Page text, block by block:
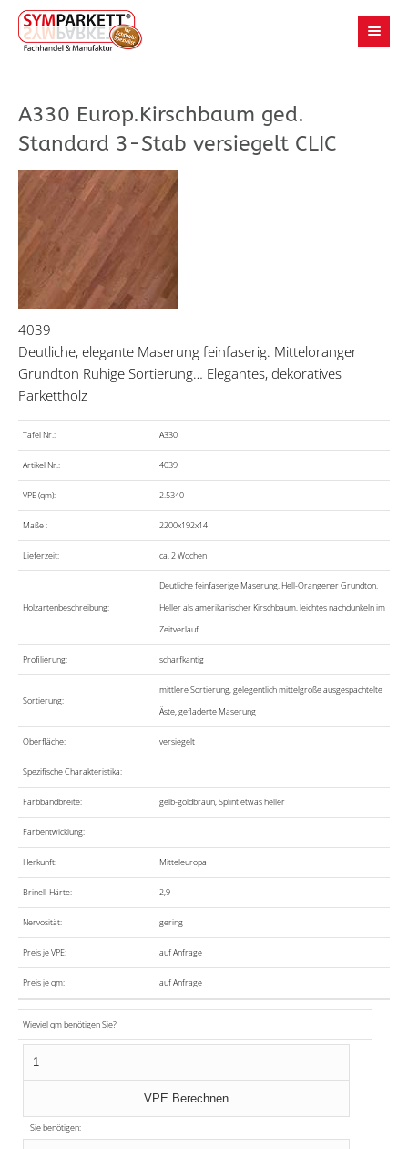
A330 Europ.Kirschbaum ged.
Standard 3-Stab versiegelt CLIC
4039
Deutliche, elegante Maserung feinfaserig. Mitteloranger
Grundton Ruhige Sortierung… Elegantes, dekoratives
Parkettholz
Tafel Nr.: A330
Artikel Nr.: 4039
VPE (qm): 2.5340
Maße : 2200x192x14
Lieferzeit: ca. 2 Wochen
Holzartenbeschreibung:
Deutliche feinfaserige Maserung. Hell-Orangener Grundton.
Heller als amerikanischer Kirschbaum, leichtes nachdunkeln im
Zeitverlauf.
Profilierung: scharfkantig
Sortierung:
mittlere Sortierung, gelegentlich mittelgroße ausgespachtelte
Äste, gefladerte Maserung
Oberfläche: versiegelt
Spezifische Charakteristika:
Farbbandbreite: gelb-goldbraun, Splint etwas heller
Farbentwicklung:
Herkunft: Mitteleuropa
Brinell-Härte: 2,9
Nervosität: gering
Preis je VPE: auf Anfrage
Preis je qm: auf Anfrage
Wieviel qm benötigen Sie?
Sie benötigen: